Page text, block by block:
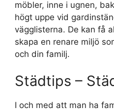
möbler, inne i ugnen,
högt uppe vid
vägglisterna. De kan få
skapa en renare miljö
och din familj.
Städtips –
I och med att man ha